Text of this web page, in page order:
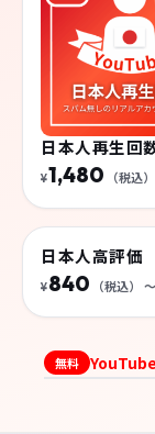
登録者
¥ 1,780 （税込）
再生回数・